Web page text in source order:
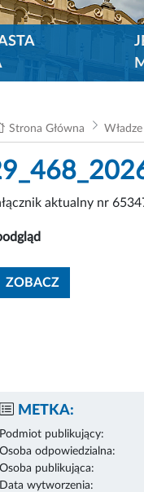
Strona Główna
aktualny nr
ZOBACZZOBACZ
METKA:
Podmiot publikujący:
Osoba odpowiedzialna:
Osoba publikująca:
Data wytworzenia: